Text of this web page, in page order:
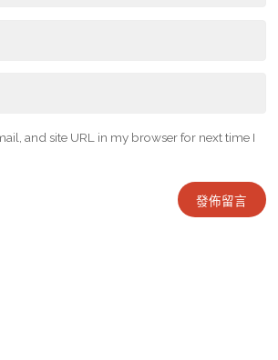
and site URL in my browser for next time I